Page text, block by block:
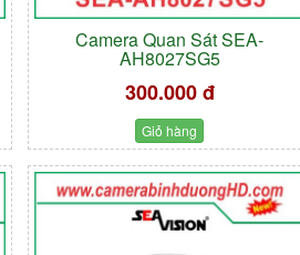
Camera Quan Sát SEA-
AH8027SG5
300.000 đ
Giỏ hàng